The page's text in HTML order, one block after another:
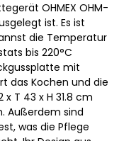
OHMEX OHM-
ist. Es ist
die Temperatur
bis 220°C
mit
das Kochen und die
T 43 x H 31.8 cm
Außerdem sind
was die Pflege